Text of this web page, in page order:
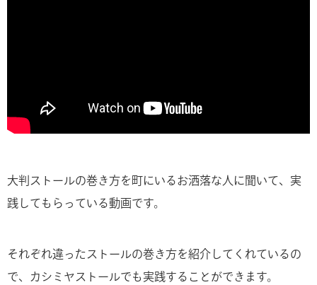
大判ストールの巻き方を町にいるお洒落な人に聞いて、実
践してもらっている動画です。
それぞれ違ったストールの巻き方を紹介してくれているの
で、カシミヤストールでも実践することができます。